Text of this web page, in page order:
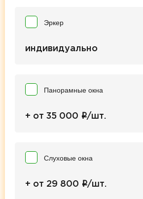
Эркер
индивидуально
Панорамные окна
+ от 35 000 i/шт.
Слуховые окна
+ от 29 800 i/шт.